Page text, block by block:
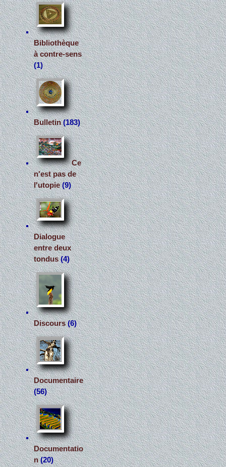
Bibliothèque
à contre-sens
(1)
Bulletin(183)
Ce
n'est pas de
l'utopie(9)
Dialogue
entre deux
tondus(4)
Discours(6)
Documentaire
(56)
Documentatio
n(20)